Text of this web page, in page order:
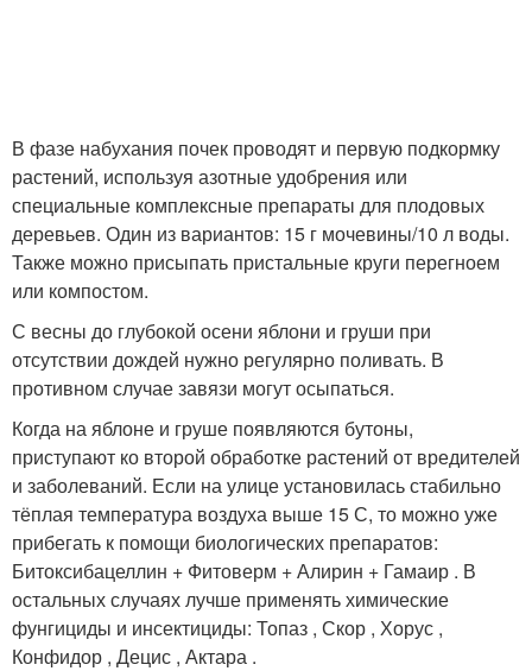
В фазе набухания почек проводят и первую подкормку
растений, используя азотные удобрения или
специальные комплексные препараты для плодовых
деревьев. Один из вариантов: 15 г мочевины/10 л воды.
Также можно присыпать пристальные круги перегноем
или компостом.
С весны до глубокой осени яблони и груши при
отсутствии дождей нужно регулярно поливать. В
противном случае завязи могут осыпаться.
Когда на яблоне и груше появляются бутоны,
приступают ко второй обработке растений от вредителей
и заболеваний. Если на улице установилась стабильно
тёплая температура воздуха выше 15 С, то можно уже
прибегать к помощи биологических препаратов:
Битоксибацеллин + Фитоверм + Алирин + Гамаир . В
остальных случаях лучше применять химические
фунгициды и инсектициды: Топаз , Скор , Хорус ,
Конфидор , Децис , Актара .